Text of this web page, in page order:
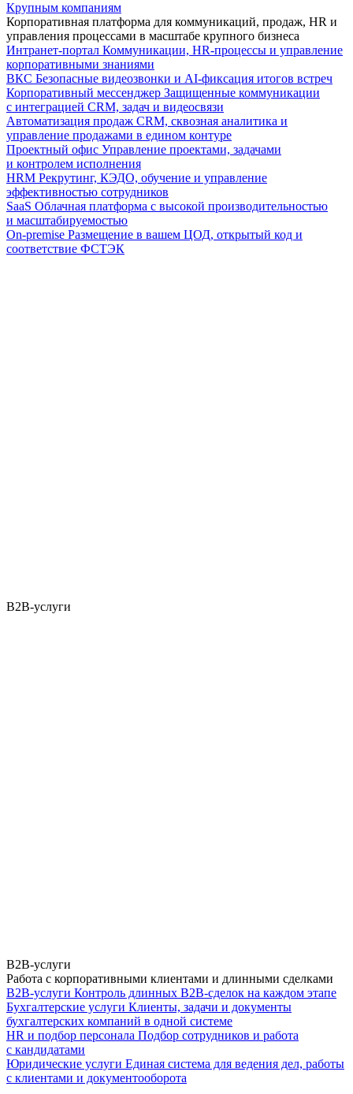
Крупным компаниям
Корпоративная платформа для коммуникаций, продаж, HR и
управления процессами в масштабе крупного бизнеса
Интранет-портал Коммуникации, HR-процессы и управление
корпоративными знаниями
ВКС Безопасные видеозвонки и AI-фиксация итогов встреч
Корпоративный мессенджер Защищенные коммуникации
с интеграцией CRM, задач и видеосвязи
Автоматизация продаж CRM, сквозная аналитика и
управление продажами в едином контуре
Проектный офис Управление проектами, задачами
и контролем исполнения
HRM Рекрутинг, КЭДО, обучение и управление
эффективностью сотрудников
SaaS Облачная платформа с высокой производительностью
и масштабируемостью
On-premise Размещение в вашем ЦОД, открытый код и
соответствие ФСТЭК
B2B-услуги
B2B-услуги
Работа с корпоративными клиентами и длинными сделками
B2B-услуги Контроль длинных B2B-сделок на каждом этапе
Бухгалтерские услуги Клиенты, задачи и документы
бухгалтерских компаний в одной системе
HR и подбор персонала Подбор сотрудников и работа
с кандидатами
Юридические услуги Единая система для ведения дел, работы
с клиентами и документооборота